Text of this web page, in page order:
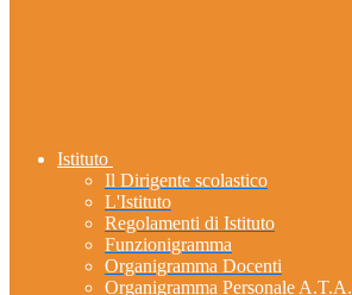
Istituto
Il Dirigente scolastico
L'Istituto
Regolamenti di Istituto
Funzionigramma
Organigramma Docenti
Organigramma Personale A.T.A.